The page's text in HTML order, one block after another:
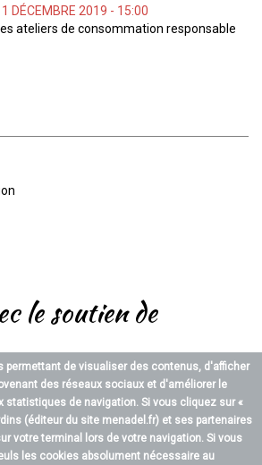
DÉCEMBRE 2019 - 15:00
ateliers de consommation responsable
le soutien de
permettant de visualiser des contenus, d'afficher
des réseaux sociaux et d'améliorer le
statistiques de navigation. Si vous cliquez sur «
(éditeur du site menadel.fr)et ses partenaires
votre terminal lors de votre navigation. Si vous
les cookies absolument nécessaire au